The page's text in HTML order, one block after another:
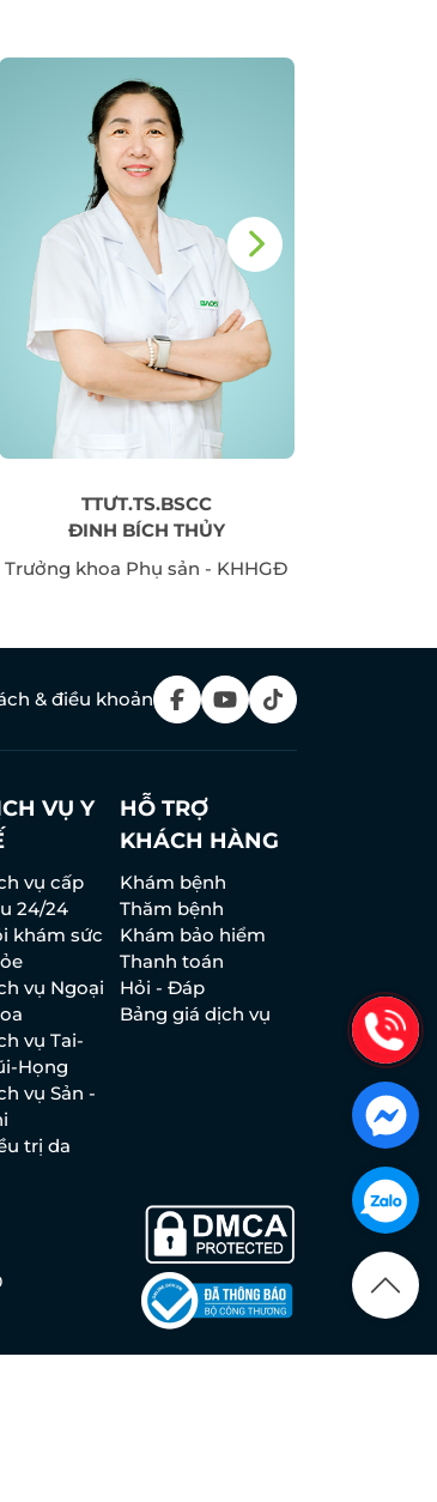
TTƯT.TS.BSCC
ĐINH BÍCH THỦY
Trưởng khoa Phụ sản - KHHGĐ
& điều khoản
VỤ Y
vụ cấp
24/24
khám sức
vụ Ngoại
vụ Tai-
Họng
vụ Sản -
trị da
HỖ TRỢ
KHÁCH HÀNG
Khám bệnh
Thăm bệnh
Khám bảo hiểm
Thanh toán
Hỏi - Đáp
Bảng giá dịch vụ